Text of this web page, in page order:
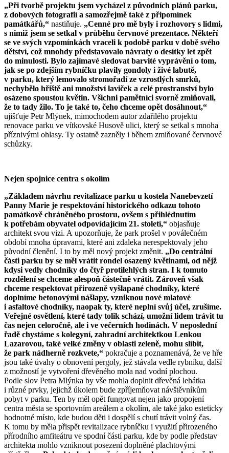
„Při tvorbě projektu jsem vycházel z původních plánů parku,
z dobových fotografií a samozřejmě také z připomínek
památkářů,“ nastiňuje. „Cenné pro mě byly i rozhovory s lidmi,
s nimiž jsem se setkal v průběhu červnové prezentace. Někteří
se ve svých vzpomínkách vraceli k podobě parku v době svého
dětství, což mnohdy představovalo návraty o desítky let zpět
do minulosti. Bylo zajímavé sledovat barvité vyprávění o tom,
jak se po zdejším rybníčku plavily gondoly i živé labutě,
v parku, který lemovalo stromořadí ze vzrostlých smrků,
nechybělo hřiště ani množství laviček a celé prostranství bylo
osázeno spoustou květin. Všichni pamětníci svorně zmiňovali,
že to tady žilo. To je také to, čeho chceme opět dosáhnout,“
ujišťuje Petr Mlýnek, mimochodem autor zdařilého projektu
renovace parku ve vítkovské Husově ulici, který se setkal s mnoha
příznivými ohlasy. Ty ostatně zazněly i během zmiňované červnové
schůzky.
Nejen spojnice centra s okolím
„Základem návrhu revitalizace parku u kostela Nanebevzetí
Panny Marie je respektování historického odkazu tohoto
památkově chráněného prostoru, ovšem s přihlédnutím
k potřebám obyvatel odpovídajícím 21. století,“ objasňuje
architekt svou vizi. A upozorňuje, že park prošel v poválečném
období mnoha úpravami, které ani zdaleka nerespektovaly jeho
původní členění. I to by měl nový projekt změnit. „Do centrální
části parku by se měl vrátit rondel osazený květinami, od nějž
kdysi vedly chodníky do čtyř protilehlých stran. I k tomuto
rozdělení se chceme alespoň částečně vrátit. Zároveň však
chceme respektovat přirozeně vyšlapané chodníky, které
doplníme betonovými nášlapy, vzniknou nové mlatové
i asfaltové chodníky, naopak ty, které neplní svůj účel, zrušíme.
Veřejné osvětlení, které tady tolik schází, umožní lidem trávit tu
čas nejen celoročně, ale i ve večerních hodinách. V neposlední
řadě chystáme s kolegyní, zahradní architektkou Lenkou
Lazarovou, také velké změny v oblasti zeleně, mohu slíbit,
že park nádherně rozkvete,“ pokračuje a poznamenává, že ve hře
jsou také úvahy o obnovení pergoly, jež stávala vedle rybníku, další
z možností je vytvoření dřevěného mola nad vodní plochou.
Podle slov Petra Mlýnka by vše mohla doplnit dřevěná lehátka
i různé prvky, jejichž úkolem bude zpříjemňovat návštěvníkům
pobyt v parku. Ten by měl opět fungovat nejen jako propojení
centra města se sportovním areálem a okolím, ale také jako esteticky
hodnotné místo, kde budou děti i dospělí s chutí trávit volný čas.
K tomu by měla přispět revitalizace rybníčku i využití přirozeného
přírodního amfiteátru ve spodní části parku, kde by podle představ
architekta mohlo vzniknout posezení doplněné plachtovými